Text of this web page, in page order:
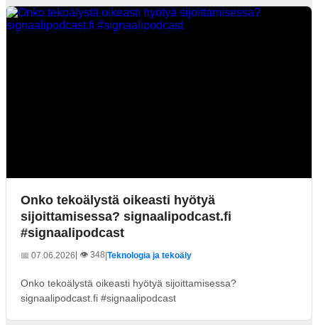
Onko tekoälystä oikeasti hyötyä
sijoittamisessa? signaalipodcast.fi
#signaalipodcast
📅 07.06.2026| 👁️ 348 Teknologia ja tekoäly
Onko tekoälystä oikeasti hyötyä sijoittamisessa?
signaalipodcast.fi #signaalipodcast